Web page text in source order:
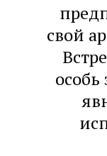
свой
особь